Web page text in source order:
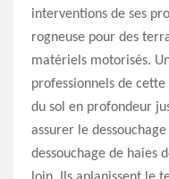
interventions de ses
rogneuse pour des
matériels motorisés.
professionnels de
du sol en profondeur
assurer le
dessouchage de haies